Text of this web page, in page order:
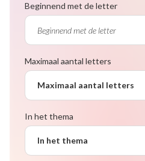
Beginnend met de letter
Maximaal aantal letters
Maximaal aantal letters
In het thema
In het thema